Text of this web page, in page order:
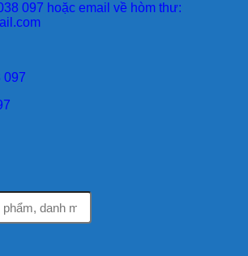
097 hoặc email về hòm thư:
097